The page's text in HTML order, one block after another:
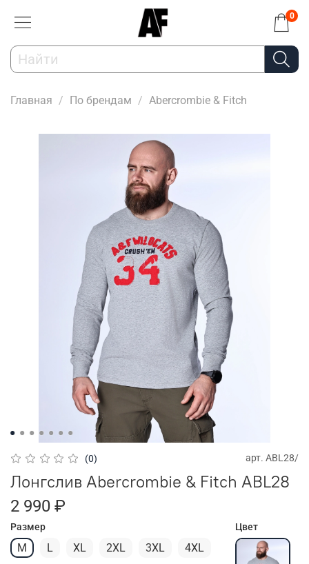
0
Главная По брендам Abercrombie & Fitch
(0) арт. ABL28/
Лонгслив Abercrombie & Fitch ABL28
2 990 ₽
Размер
M L XL 2XL 3XL 4XL
Цвет